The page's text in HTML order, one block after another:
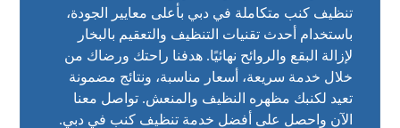
تنظيف كنب متكاملة في دبي بأعلى معايير الجودة،
باستخدام أحدث تقنيات التنظيف والتعقيم بالبخار
لإزالة البقع والروائح نهائيًا. هدفنا راحتك ورضاك من
خلال خدمة سريعة، أسعار مناسبة، ونتائج مضمونة
تعيد لكنبك مظهره النظيف والمنعش. تواصل معنا
الآن واحصل على أفضل خدمة تنظيف كنب في دبي.